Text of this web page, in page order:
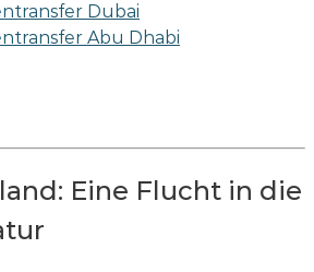
Dubai
Abu Dhabi
Eine Flucht in die